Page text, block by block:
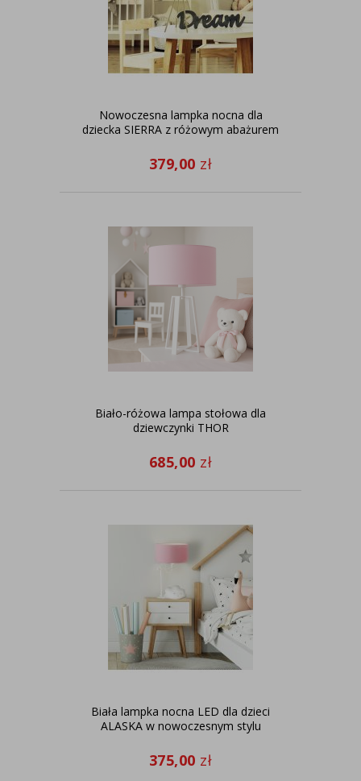
Nowoczesna lampka nocna dla
dziecka SIERRA z różowym abażurem
379,00 zł
Biało-różowa lampa stołowa dla
dziewczynki THOR
685,00 zł
Biała lampka nocna LED dla dzieci
ALASKA w nowoczesnym stylu
375,00 zł